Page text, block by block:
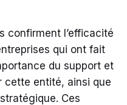
confirment l’efficacité
qui ont fait
du support et
cette entité, ainsi que
Ces